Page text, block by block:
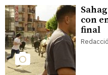
con
final